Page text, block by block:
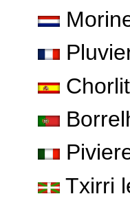
Txirri